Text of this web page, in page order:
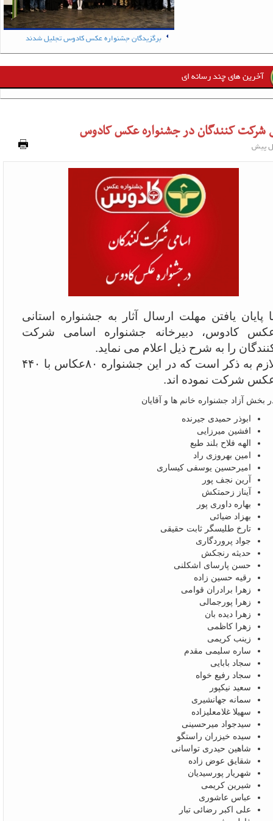
برگزیدگان جشنواره عکس کادوس تجلیل شدند
آخرین های چند رسانه ای
شرکت کنندگان در جشنواره عکس کادوس
پایان یافتن مهلت ارسال آثار به جشنواره استانی
کادوس، دبیرخانه جشنواره اسامی شرکت
را به شرح ذیل اعلام می نماید.
لازم به ذکر است که در این جشنواره ۸۰عکاس با ۴۴۰
شرکت نموده اند.
بخش آزاد جشنواره خانم ها و آقایان
ابوذر حمیدی جیرنده
افشین میرزایی
الهه فلاح بلند طبع
امین بهروزی راد
امیرحسین یوسفی کیساری
آرین نجف پور
آیناز زحمتکش
بهاره داوری پور
بهزاد ضیائی
تارخ طلیسگر ثابت حقیقی
جواد پروردگاری
حدیثه رنجکش
حسن پارسای اشکلنی
رقیه حسین زاده
زهرا برادران قوامی
زهرا پورجمالی
زهرا دیده بان
زهرا کاظمی
زینب کریمی
ساره سلیمی مقدم
سجاد بابایی
سجاد رفیع خواه
سعید نیکپور
سمانه جهانشیری
سهیلا غلامعلیزاده
سیدجواد میرحسینی
سیده خیزران راستگو
شاهین حیدری تواسانی
شقایق عوض زاده
شهریار پورسیدیان
شیرین کریمی
عباس عاشوری
علی اکبر رضائی تبار